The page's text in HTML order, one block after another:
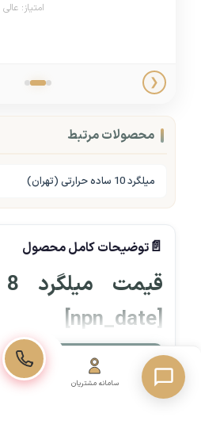
صفحه اصلی سامانه مشتریان
امتیاز: عالی
❮
محصولات مرتبط
میلگرد 10 ساده حرارتی (تهران)
توضیحات کامل محصول
[npn_date]
قیمت میلگرد 8 ساده امروز
[npn_price_with_tax id="2293"]
مشاهده بیشتر